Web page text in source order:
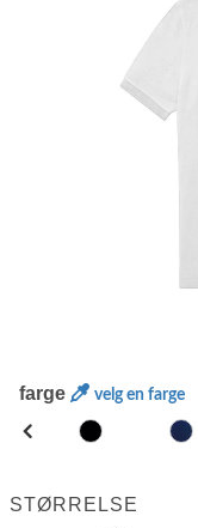
farge velg en farge
STØRRELSE